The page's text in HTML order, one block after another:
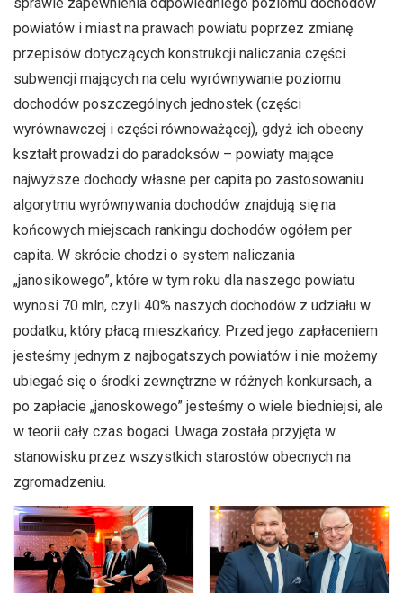
powiatów i miast na prawach powiatu poprzez zmianę
przepisów dotyczących konstrukcji naliczania części
subwencji mających na celu wyrównywanie poziomu
dochodów poszczególnych jednostek (części
wyrównawczej i części równoważącej), gdyż ich obecny
kształt prowadzi do paradoksów – powiaty mające
najwyższe dochody własne per capita po zastosowaniu
algorytmu wyrównywania dochodów znajdują się na
końcowych miejscach rankingu dochodów ogółem per
capita. W skrócie chodzi o system naliczania
„janosikowego”, które w tym roku dla naszego powiatu
wynosi 70 mln, czyli 40% naszych dochodów z udziału w
podatku, który płacą mieszkańcy. Przed jego zapłaceniem
jesteśmy jednym z najbogatszych powiatów i nie możemy
ubiegać się o środki zewnętrzne w różnych konkursach, a
po zapłacie „janoskowego” jesteśmy o wiele biedniejsi, ale
w teorii cały czas bogaci. Uwaga została przyjęta w
stanowisku przez wszystkich starostów obecnych na
zgromadzeniu.